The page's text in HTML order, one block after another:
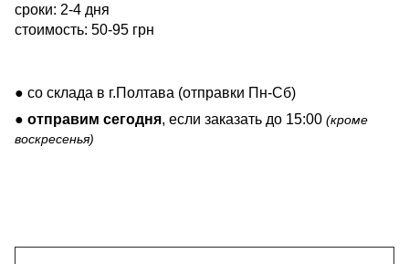
сроки: 2-4 дня
стоимость: 50-95 грн
● со склада в г.Полтава (отправки Пн-Сб)
● отправим сегодня, если заказать до 15:00 (кроме
воскресенья)